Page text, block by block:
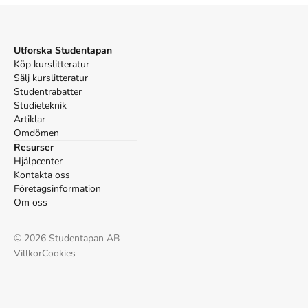
Utforska Studentapan
Köp kurslitteratur
Sälj kurslitteratur
Studentrabatter
Studieteknik
Artiklar
Omdömen
Resurser
Hjälpcenter
Kontakta oss
Företagsinformation
Om oss
© 2026 Studentapan AB
VillkorCookies